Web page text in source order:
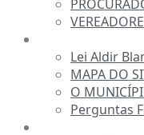
Lei Aldir
MAPA DO
O
Perguntas